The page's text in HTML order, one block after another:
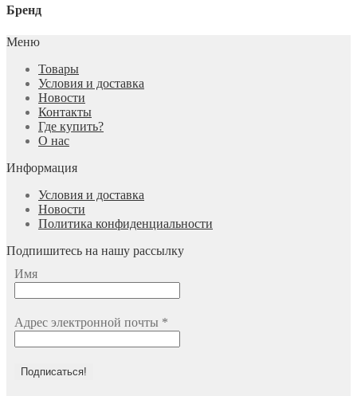
Бренд
Меню
Товары
Условия и доставка
Новости
Контакты
Где купить?
О нас
Информация
Условия и доставка
Новости
Политика конфиденциальности
Подпишитесь на нашу рассылку
Имя
Адрес электронной почты *